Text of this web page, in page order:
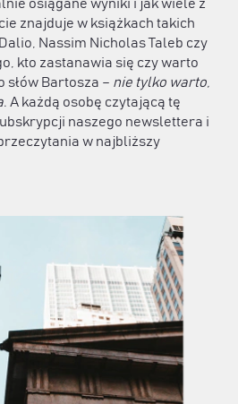
osiągane wyniki i jak wiele z
znajduje w książkach takich
Nassim Nicholas Taleb czy
kto zastanawia się czy warto
słów Bartosza – nie tylko warto,
. A każdą osobę czytającą tę
naszego newslettera i
w najbliższy